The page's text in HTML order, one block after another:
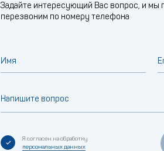
Задайте интересующий Вас вопрос, и мы
перезвоним по номеру телефона
Имя
Напишите вопрос
Я согласен на обработку
персональных данных